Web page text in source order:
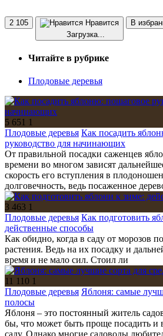
2 105
Нравится
Загрузка...
В
Читайте в рубрике
Плодовые деревья
5 651 1
Плодовые деревья Как посадить
руководство для начинающих
От правильной посадки саженцев
времени во многом зависят
скорость его вступления в
долговечность, ведь посаженное
3 463 1
Плодовые деревья Как подготовить
действенные способы
Как обидно, когда в саду от морозов
растения. Ведь на их посадку и
время и не мало сил. Стоил ли
11 110 1
Плодовые деревья Яблоня: самые
полосы
Яблоня – это постоянный житель
бы, что может быть проще посадить и